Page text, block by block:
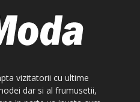
vizitatorii cu ultime
dar si al frumusetii,